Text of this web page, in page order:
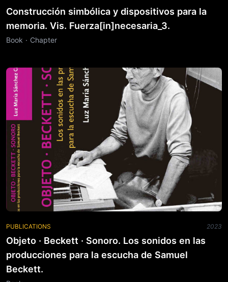
Construcción simbólica y dispositivos para la
memoria. Vis. Fuerza[in]necesaria_3.
Book · Chapter
PUBLICATIONS 2023
Objeto · Beckett · Sonoro. Los sonidos en las
producciones para la escucha de Samuel
Beckett.